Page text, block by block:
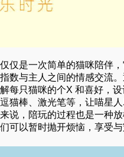
仅是一次简单的猫咪陪伴
数与主人之间的情感交流
每只猫咪的个X 和喜好，
猫棒、激光笔等，让喵星人
说，陪玩的过程也是一种
可以暂时抛开烦恼，享受